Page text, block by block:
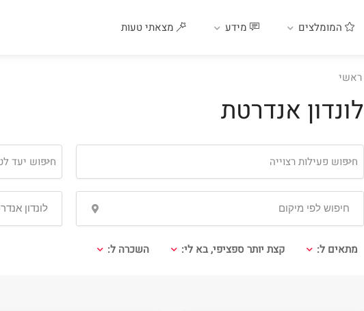
המומלצים מידע מצאתי טעות
ראשי
לונדון אנדרטת
חיפוש יעד חיפוש פעילות רצוייה
מתאים ל: קצת יותר ספציפי, בא לי: השכרה ל: